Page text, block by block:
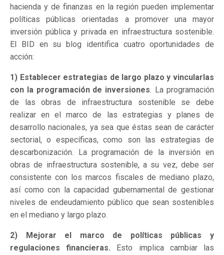
hacienda y de finanzas en la región pueden implementar
políticas públicas orientadas a promover una mayor
inversión pública y privada en infraestructura sostenible.
El BID en su blog identifica cuatro oportunidades de
acción:
1) Establecer estrategias de largo plazo y vincularlas
con la programación de inversiones. La programación
de las obras de infraestructura sostenible se debe
realizar en el marco de las estrategias y planes de
desarrollo nacionales, ya sea que éstas sean de carácter
sectorial, o específicas, como son las estrategias de
descarbonización. La programación de la inversión en
obras de infraestructura sostenible, a su vez, debe ser
consistente con los marcos fiscales de mediano plazo,
así como con la capacidad gubernamental de gestionar
niveles de endeudamiento público que sean sostenibles
en el mediano y largo plazo.
2) Mejorar el marco de políticas públicas y
regulaciones financieras.
Esto implica cambiar las